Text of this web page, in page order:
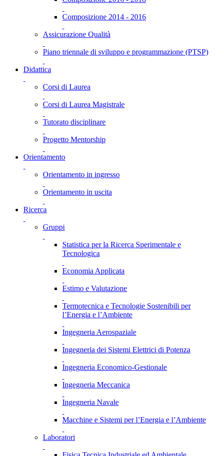
Composizione 2014 - 2016
Assicurazione Qualità
Piano triennale di sviluppo e programmazione (PTSP)
Didattica
Corsi di Laurea
Corsi di Laurea Magistrale
Tutorato disciplinare
Progetto Mentorship
Orientamento
Orientamento in ingresso
Orientamento in uscita
Ricerca
Gruppi
Statistica per la Ricerca Sperimentale e
Tecnologica
Economia Applicata
Estimo e Valutazione
Termotecnica e Tecnologie Sostenibili per
l’Energia e l’Ambiente
Ingegneria Aerospaziale
Ingegneria dei Sistemi Elettrici di Potenza
Ingegneria Economico-Gestionale
Ingegneria Meccanica
Ingegneria Navale
Macchine e Sistemi per l’Energia e l’Ambiente
Laboratori